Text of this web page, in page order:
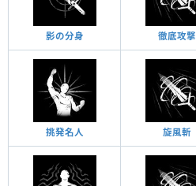
影の分身 徹底攻撃
挑発名人 旋風斬